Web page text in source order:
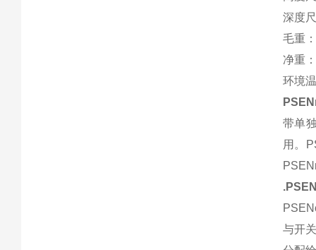
深度
毛重
净重
环境
带单
用。
与开